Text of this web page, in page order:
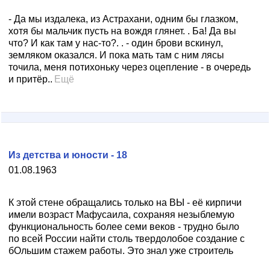
- Да мы издалека, из Астрахани, одним бы глазком,
хотя бы мальчик пусть на вождя глянет. . Ба! Да вы
что? И как там у нас-то?. . - один брови вскинул,
земляком оказался. И пока мать там с ним лясы
точила, меня потихоньку через оцепление - в очередь
и притёр.. Ещё
01.08.1963
Из детства и юности - 18
К этой стене обращались только на ВЫ - её кирпичи
имели возраст Мафусаила, сохраняя незыблемую
функциональность более семи веков - трудно было
по всей России найти столь твердолобое создание с
бОльшим стажем работы. Это знал уже строитель